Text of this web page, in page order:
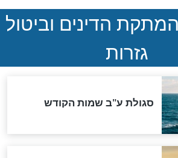
של הרשב"ם התגלה
לקב"ה על כל השנים"